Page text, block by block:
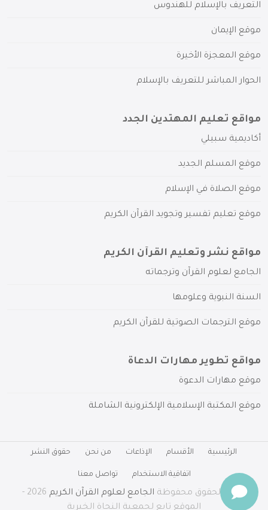
التعريف بالإسلام للهندوس
موقع الإيمان
موقع المعجزة الأخيرة
الحوار المباشر للتعريف بالإسلام
مواقع تعليم المهتدين الجدد
أكاديمية سبيلي
موقع المسلم الجديد
موقع الصلاة في الإسلام
موقع تعليم تفسير وتجويد القرآن الكريم
مواقع نشر وتعليم القرآن الكريم
الجامع لعلوم القرآن وترجماته
السنة النبوية وعلومها
موقع الترجمات الصوتية للقرآن الكريم
مواقع تطوير مهارات الدعاة
موقع مهارات الدعوة
موقع المكتبة الإسلامية الإلكترونية الشاملة
الرئيسية الأقسام الإذاعات من نحن حقوق النشر
اتفاقية الاستخدام تواصل معنا
جميع الحقوق محفوظة الجامع لعلوم القرآن الكريم
2026 -
الموقع تابع لجمعية النجاة الخيرية